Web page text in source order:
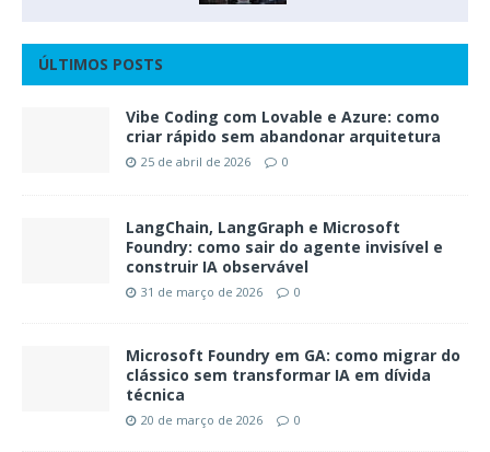
ÚLTIMOS POSTS
Vibe Coding com Lovable e Azure: como
criar rápido sem abandonar arquitetura
25 de abril de 2026 0
LangChain, LangGraph e Microsoft
Foundry: como sair do agente invisível e
construir IA observável
31 de março de 2026 0
Microsoft Foundry em GA: como migrar do
clássico sem transformar IA em dívida
técnica
20 de março de 2026 0